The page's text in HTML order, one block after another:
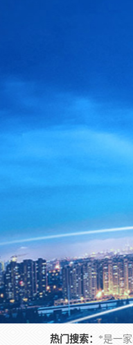
热门搜索：